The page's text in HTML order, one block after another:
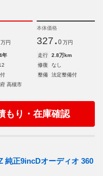
万円
本体価格
327. 0 万円
年 走行
2.8万km
修復
なし
整備
法定整備付
高槻市
もり・在庫確認
純正9incDオーディオ 360